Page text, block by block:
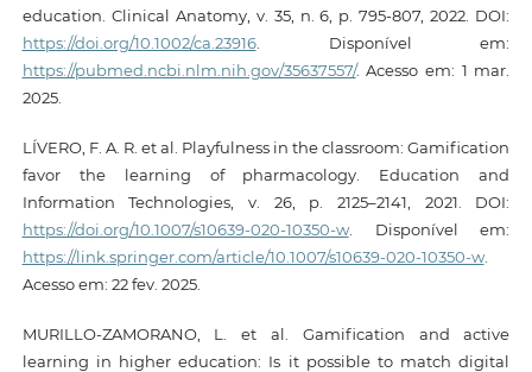
education. Clinical Anatomy, v. 35, n. 6, p. 795-807, 2022. DOI:
https://doi.org/10.1002/ca.23916. Disponível em:
https://pubmed.ncbi.nlm.nih.gov/35637557/. Acesso em: 1 mar.
2025.
LÍVERO, F. A. R. et al. Playfulness in the classroom: Gamification
favor the learning of pharmacology. Education and
Information Technologies, v. 26, p. 2125–2141, 2021. DOI:
https://doi.org/10.1007/s10639-020-10350-w. Disponível em:
https://link.springer.com/article/10.1007/s10639-020-10350-w.
Acesso em: 22 fev. 2025.
MURILLO-ZAMORANO, L. et al. Gamification and active
learning in higher education: Is it possible to match digital